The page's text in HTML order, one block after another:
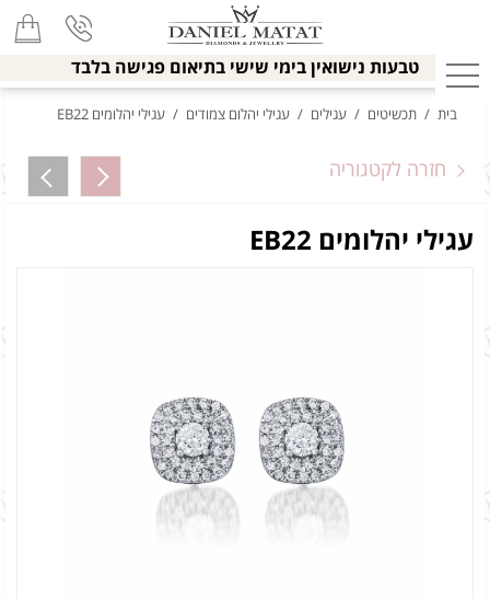
טבעות נישואין בימי שישי בתיאום פגישה בלבד
בית / תכשיטים / עגילים / עגילי יהלום צמודים / עגילי יהלומים EB22
חזרה לקטגוריה
עגילי יהלומים EB22